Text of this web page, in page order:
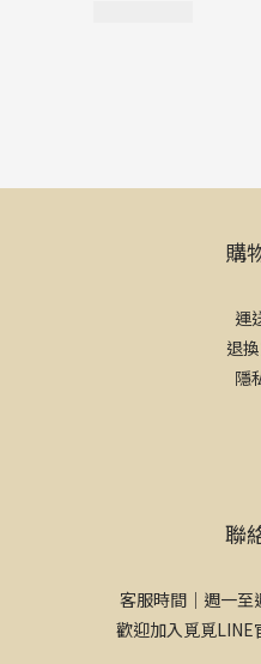
購
運
退
隱
聯
客服時間｜週一
歡迎加入覓覓LINE